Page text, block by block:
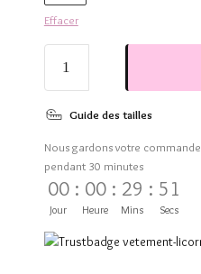
Effacer
Guide des tailles
Nous gardons votre commande
pendant 30 minutes
00
Jour
: 00
Heure
: 29
Mins
: 50
Secs